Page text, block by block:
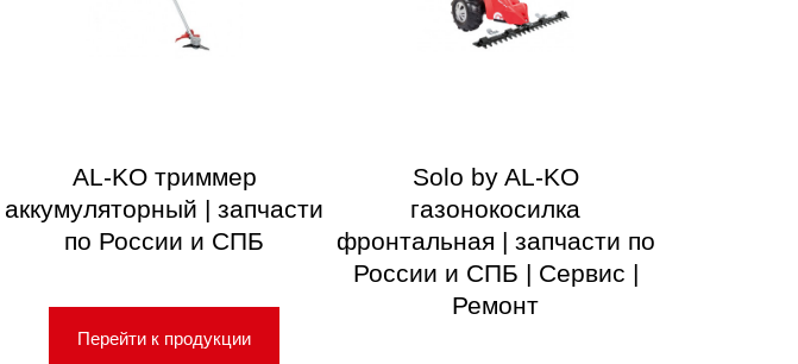
AL-KO триммер
аккумуляторный | запчасти
по России и СПБ
Перейти к продукции
Solo by AL-KO
газонокосилка
фронтальная | запчасти по
России и СПБ | Сервис |
Ремонт